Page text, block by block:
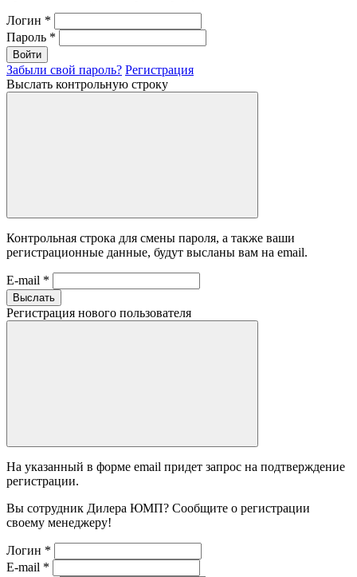
Логин *
Пароль *
Войти
Забыли свой пароль? Регистрация
Выслать контрольную строку
Контрольная строка для смены пароля, а также ваши
регистрационные данные, будут высланы вам на email.
E-mail *
Выслать
Регистрация нового пользователя
На указанный в форме email придет запрос на подтверждение
регистрации.
Вы сотрудник Дилера ЮМП? Сообщите о регистрации
своему менеджеру!
Логин *
E-mail *